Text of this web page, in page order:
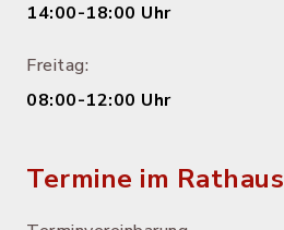
14:00-18:00 Uhr
Freitag:
08:00-12:00 Uhr
Termine im Rathaus